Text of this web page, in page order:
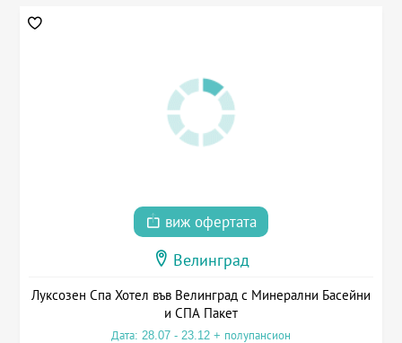
виж офертата
Велинград
Луксозен Спа Хотел във Велинград с Минерални Басейни
и СПА Пакет
Дата: 28.07 - 23.12 + полупансион